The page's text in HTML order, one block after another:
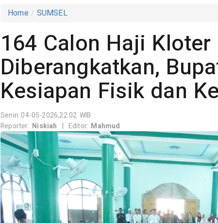
Home SUMSEL
164 Calon Haji Kloter
Diberangkatkan,
Kesiapan Fisik dan
Senin 04-05-2026,22:02 WIB
Reporter: Niskiah | Editor: Mahmud